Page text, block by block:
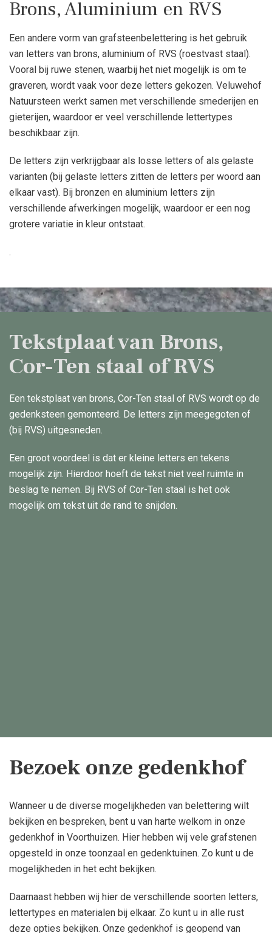
Brons, Aluminium en RVS
Een andere vorm van grafsteenbelettering is het gebruik
van letters van brons, aluminium of RVS (roestvast staal).
Vooral bij ruwe stenen, waarbij het niet mogelijk is om te
graveren, wordt vaak voor deze letters gekozen. Veluwehof
Natuursteen werkt samen met verschillende smederijen en
gieterijen, waardoor er veel verschillende lettertypes
beschikbaar zijn.
De letters zijn verkrijgbaar als losse letters of als gelaste
varianten (bij gelaste letters zitten de letters per woord aan
elkaar vast). Bij bronzen en aluminium letters zijn
verschillende afwerkingen mogelijk, waardoor er een nog
grotere variatie in kleur ontstaat.
.
Tekstplaat van Brons,
Cor-Ten staal of RVS
Een tekstplaat van brons, Cor-Ten staal of RVS wordt op de
gedenksteen gemonteerd. De letters zijn meegegoten of
(bij RVS) uitgesneden.
Een groot voordeel is dat er kleine letters en tekens
mogelijk zijn. Hierdoor hoeft de tekst niet veel ruimte in
beslag te nemen. Bij RVS of Cor-Ten staal is het ook
mogelijk om tekst uit de rand te snijden.
Bezoek onze gedenkhof
Wanneer u de diverse mogelijkheden van belettering wilt
bekijken en bespreken, bent u van harte welkom in onze
gedenkhof in Voorthuizen. Hier hebben wij vele grafstenen
opgesteld in onze toonzaal en gedenktuinen. Zo kunt u de
mogelijkheden in het echt bekijken.
Daarnaast hebben wij hier de verschillende soorten letters,
lettertypes en materialen bij elkaar. Zo kunt u in alle rust
deze opties bekijken. Onze gedenkhof is geopend van